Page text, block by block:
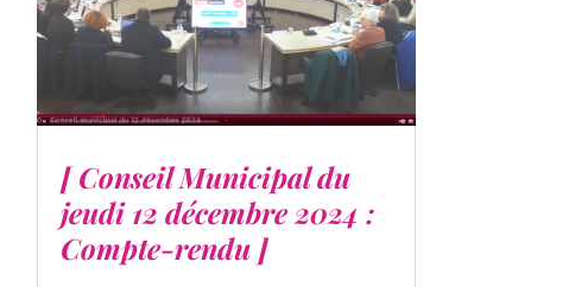
[ Conseil Municipal du
jeudi 12 décembre 2024 :
Compte-rendu ]